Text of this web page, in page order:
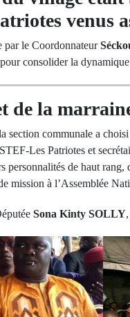
venus
par le Coordonnateur
consolider la
de la
section communale a
Les Patriotes et
personnalités de haut rang,
mission à l’Assemblée
Sona Kinty SOLLY